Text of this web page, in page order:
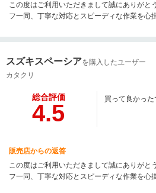
この度はご利用いただきまして誠にありがと
フ一同、丁寧な対応とスピーディな作業を心
スズキスペーシアを購入したユーザー
カタクリ
総合評価
4.5
買って良かった
販売店からの返答
この度はご利用いただきまして誠にありがと
フ一同、丁寧な対応とスピーディな作業を心